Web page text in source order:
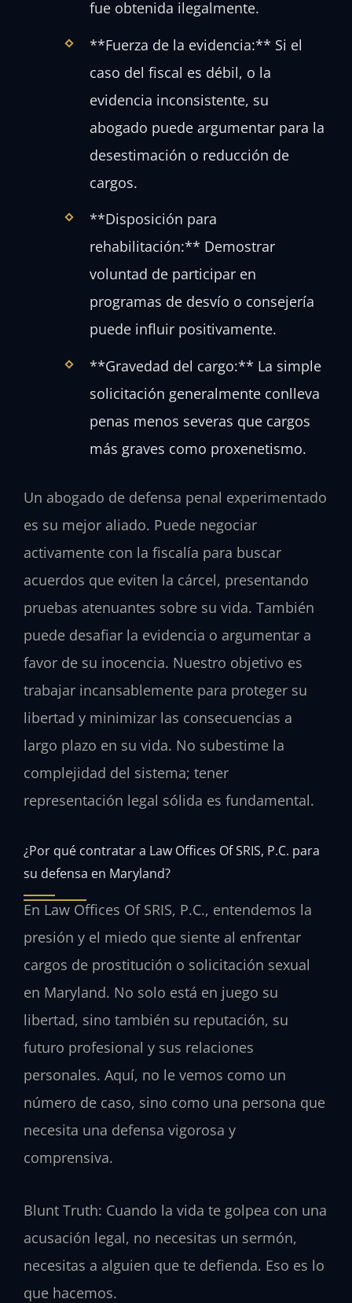
fue obtenida ilegalmente.
**Fuerza de la evidencia:** Si el
caso del fiscal es débil, o la
evidencia inconsistente, su
abogado puede argumentar para la
desestimación o reducción de
cargos.
**Disposición para
rehabilitación:** Demostrar
voluntad de participar en
programas de desvío o consejería
puede influir positivamente.
**Gravedad del cargo:** La simple
solicitación generalmente conlleva
penas menos severas que cargos
más graves como proxenetismo.
Un abogado de defensa penal experimentado
es su mejor aliado. Puede negociar
activamente con la fiscalía para buscar
acuerdos que eviten la cárcel, presentando
pruebas atenuantes sobre su vida. También
puede desafiar la evidencia o argumentar a
favor de su inocencia. Nuestro objetivo es
trabajar incansablemente para proteger su
libertad y minimizar las consecuencias a
largo plazo en su vida. No subestime la
complejidad del sistema; tener
representación legal sólida es fundamental.
¿Por qué contratar a Law Offices Of SRIS, P.C. para
su defensa en Maryland?
En Law Offices Of SRIS, P.C., entendemos la
presión y el miedo que siente al enfrentar
cargos de prostitución o solicitación sexual
en Maryland. No solo está en juego su
libertad, sino también su reputación, su
futuro profesional y sus relaciones
personales. Aquí, no le vemos como un
número de caso, sino como una persona que
necesita una defensa vigorosa y
comprensiva.
Blunt Truth: Cuando la vida te golpea con una
acusación legal, no necesitas un sermón,
necesitas a alguien que te defienda. Eso es lo
que hacemos.